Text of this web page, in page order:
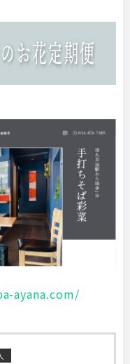
ayana.com/